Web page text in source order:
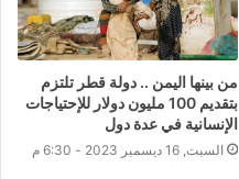
من بينها اليمن .. دولة قطر تلتزم
بتقديم 100 مليون دولار للإحتياجات
الإنسانية في عدة دول
السبت, 16 ديسمبر 2023 - 6:30 م